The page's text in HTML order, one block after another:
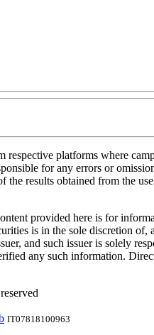
platforms where
for any errors or
the results obtained from the
provided here is for
is in the sole discretion
and such issuer is solely
any such information.
IT07818100963